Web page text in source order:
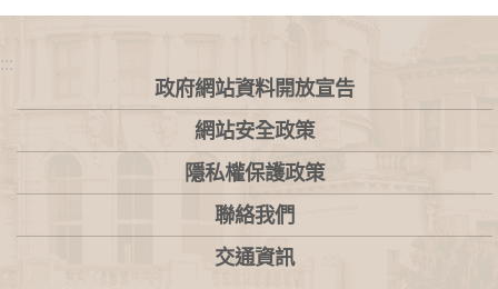
:::
政府網站資料開放宣告
網站安全政策
隱私權保護政策
聯絡我們
交通資訊